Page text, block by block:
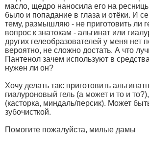
масло, щедро наносила его на
было и попадание в глаза и отёки. И
тему, размышляю - не приготовить ли
вопрос к знатокам - альгинат или
других гелеобразователей у меня нет
вероятно, не сложно достать. А что
Пантенол зачем используют в
нужен ли он?
Хочу делать так: приготовить
гиалуроновый гель (а может и то и
(касторка, миндаль/персик). Может
зубочисткой.
Помогите пожалуйста, милые дамы